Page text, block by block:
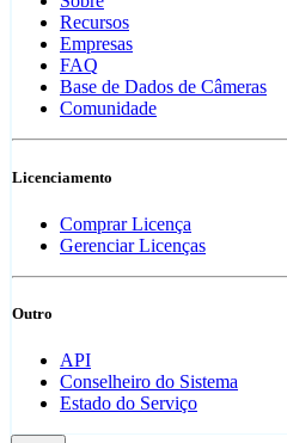
Recursos
Empresas
FAQ
Base de Dados de Câmeras
Comunidade
Licenciamento
Comprar Licença
Gerenciar Licenças
Outro
API
Conselheiro do Sistema
Estado do Serviço